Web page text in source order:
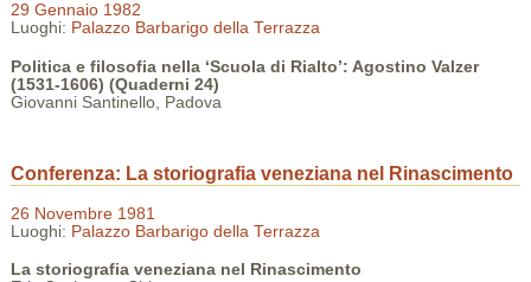
29 Gennaio 1982
Luoghi: Palazzo Barbarigo della Terrazza
Politica e filosofia nella ‘Scuola di Rialto’: Agostino Valzer
(1531-1606) (Quaderni 24)
Giovanni Santinello, Padova
Conferenza: La storiografia veneziana nel Rinascimento
26 Novembre 1981
Luoghi: Palazzo Barbarigo della Terrazza
La storiografia veneziana nel Rinascimento